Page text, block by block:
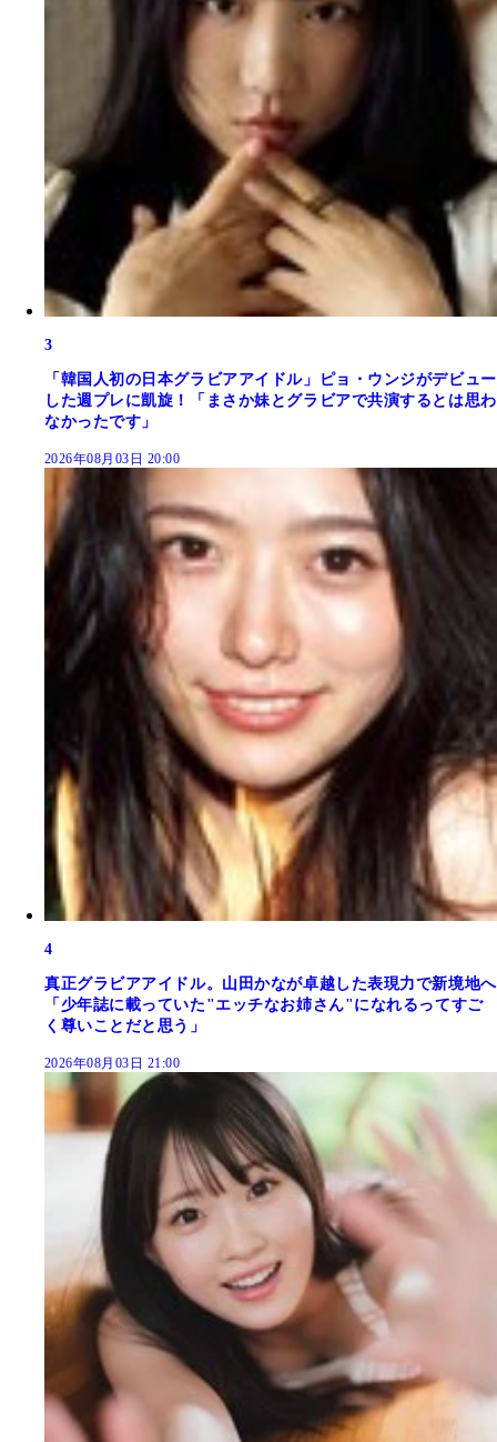
3
「韓国人初の日本グラビアアイドル」ピョ・ウンジがデビュー
した週プレに凱旋！「まさか妹とグラビアで共演するとは思わ
なかったです」
2026年08月03日 20:00
4
真正グラビアアイドル。山田かなが卓越した表現力で新境地へ
「少年誌に載っていた"エッチなお姉さん"になれるってすご
く尊いことだと思う」
2026年08月03日 21:00